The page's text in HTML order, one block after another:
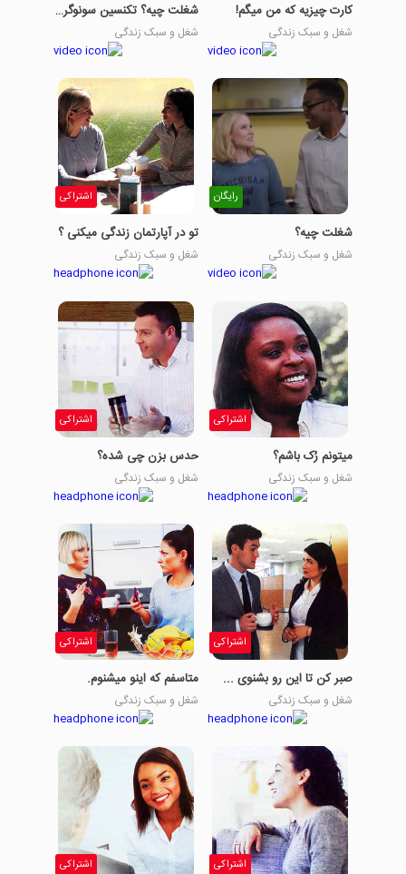
کارت چیزیه که من میگم!
شغل و سبک زندگی
شغلت چیه؟ تکنسین سونوگرافی
شغل و سبک زندگی
رایگان
شغلت چیه؟
شغل و سبک زندگی
اشتراکی
تو در آپارتمان زندگی میکنی ؟
شغل و سبک زندگی
اشتراکی
میتونم رُک باشم؟
شغل و سبک زندگی
اشتراکی
حدس بزن چی شده؟
شغل و سبک زندگی
اشتراکی
صبر کن تا این رو بشنوی ...
شغل و سبک زندگی
اشتراکی
متاسفم که اینو میشنوم.
شغل و سبک زندگی
اشتراکی اشتراکی